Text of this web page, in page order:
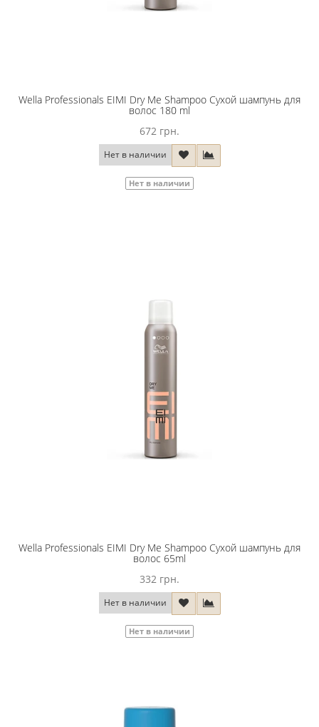
Wella Professionals EIMI Dry Me Shampoo Сухой шампунь для
волос 180 ml
672 грн.
Нет в наличии
Нет в наличии
Wella Professionals EIMI Dry Me Shampoo Сухой шампунь для
волос 65ml
332 грн.
Нет в наличии
Нет в наличии